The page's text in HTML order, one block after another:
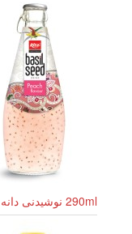
290ml نوشیدنی دانه ریحان با هلو